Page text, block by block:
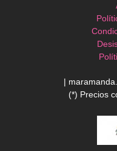
|
(*) Precios